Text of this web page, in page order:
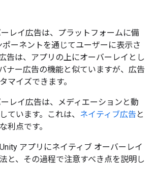
レイ広告は、プラットフォームに備
ポーネントを通じてユーザーに表示さ
告は、アプリの上にオーバーレイとし
ナー広告の機能と似ていますが、広告
マイズできます。
レイ広告は、メディエーションと動
ています。これは、
ネイティブ広告 と
利点です。
アプリにネイティブ オーバーレイ
と、その過程で注意すべき点を説明し